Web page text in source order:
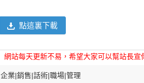
點這裏下載
網站每天更新不易，希望大家可以幫站長宣
企業|銷售|話術|職場|管理